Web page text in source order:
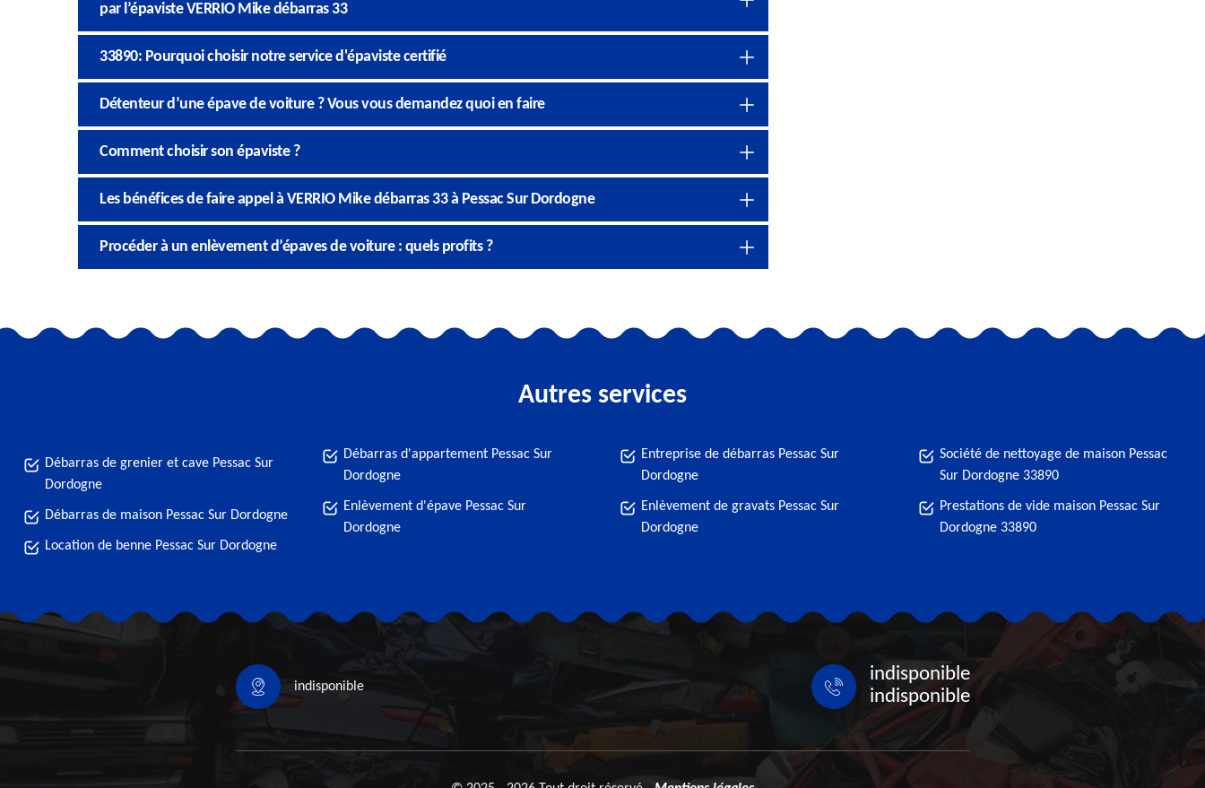
par l’épaviste VERRIO Mike débarras 33
33890: Pourquoi choisir notre service d'épaviste certifié
Détenteur d’une épave de voiture ? Vous vous demandez quoi en faire
Comment choisir son épaviste ?
Les bénéfices de faire appel à VERRIO Mike débarras 33 à Pessac Sur Dordogne
Procéder à un enlèvement d’épaves de voiture : quels profits ?
Autres services
Débarras de grenier et cave Pessac Sur
Dordogne
Débarras de maison Pessac Sur Dordogne
Location de benne Pessac Sur Dordogne
Débarras d'appartement Pessac Sur
Dordogne
Enlèvement d'épave Pessac Sur
Dordogne
Entreprise de débarras Pessac Sur
Dordogne
Enlèvement de gravats Pessac Sur
Dordogne
Société de nettoyage de maison Pessac
Sur Dordogne 33890
Prestations de vide maison Pessac Sur
Dordogne 33890
indisponible
indisponible
indisponible